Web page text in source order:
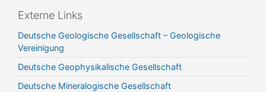
Externe Links
Deutsche Geologische Gesellschaft – Geologische
Vereinigung
Deutsche Geophysikalische Gesellschaft
Deutsche Mineralogische Gesellschaft